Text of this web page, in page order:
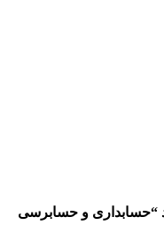
“حسابداری و حسابرسی